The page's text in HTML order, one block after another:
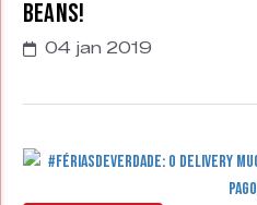
Beans!
04 jan 2019